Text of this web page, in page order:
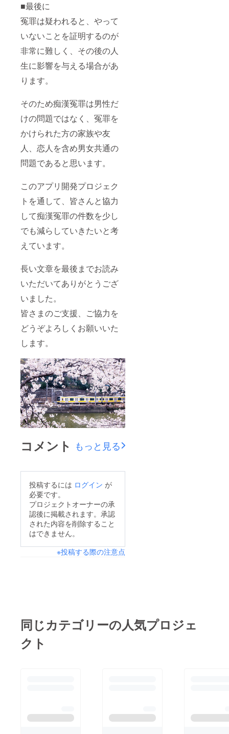
■最後に
冤罪は疑われると、やって
いないことを証明するのが
非常に難しく、その後の人
生に影響を与える場合があ
ります。
そのため痴漢冤罪は男性だ
けの問題ではなく、冤罪を
かけられた方の家族や友
人、恋人を含め男女共通の
問題であると思います。
このアプリ開発プロジェク
トを通して、皆さんと協力
して痴漢冤罪の件数を少し
でも減らしていきたいと考
えています。
長い文章を最後までお読み
いただいてありがとうござ
いました。
皆さまのご支援、ご協力を
どうぞよろしくお願いいた
します。
コメント もっと見る
投稿するには ログイン が
必要です。
プロジェクトオーナーの承
認後に掲載されます。承認
された内容を削除すること
はできません。
※投稿する際の注意点
同じカテゴリーの人気プロジェ
クト